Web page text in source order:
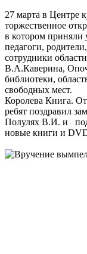
27 марта в Центре
торжественное
в котором приняли
педагоги,
сотрудники
В.А.Каверина,
библиотеки,
свободных мест.
Королева Книга.
ребят поздравил
Полулях В.И. и
новые книги и